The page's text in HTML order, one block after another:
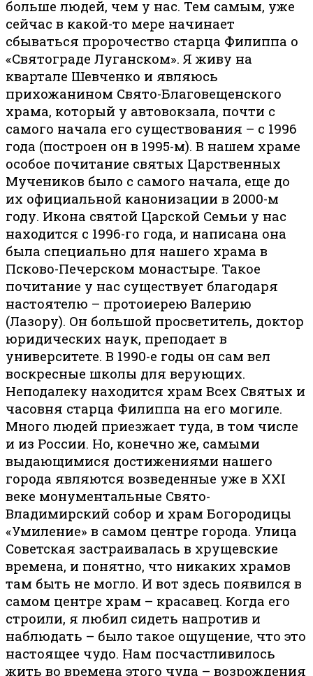
больше людей, чем у нас. Тем самым, уже
сейчас в какой-то мере начинает
сбываться пророчество старца Филиппа о
«Святограде Луганском». Я живу на
квартале Шевченко и являюсь
прихожанином Свято-Благовещенского
храма, который у автовокзала, почти с
самого начала его существования – с 1996
года (построен он в 1995-м). В нашем храме
особое почитание святых Царственных
Мучеников было с самого начала, еще до
их официальной канонизации в 2000-м
году. Икона святой Царской Семьи у нас
находится с 1996-го года, и написана она
была специально для нашего храма в
Псково-Печерском монастыре. Такое
почитание у нас существует благодаря
настоятелю – протоиерею Валерию
(Лазору). Он большой просветитель, доктор
юридических наук, преподает в
университете. В 1990-е годы он сам вел
воскресные школы для верующих.
Неподалеку находится храм Всех Святых и
часовня старца Филиппа на его могиле.
Много людей приезжает туда, в том числе
и из России. Но, конечно же, самыми
выдающимися достижениями нашего
города являются возведенные уже в XXI
веке монументальные Свято-
Владимирский собор и храм Богородицы
«Умиление» в самом центре города. Улица
Советская застраивалась в хрущевские
времена, и понятно, что никаких храмов
там быть не могло. И вот здесь появился в
самом центре храм – красавец. Когда его
строили, я любил сидеть напротив и
наблюдать – было такое ощущение, что это
настоящее чудо. Нам посчастливилось
жить во времена этого чуда – возрождения